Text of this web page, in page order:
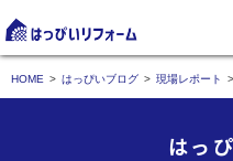
HOME はっぴいブログ 現場レポート
はっ